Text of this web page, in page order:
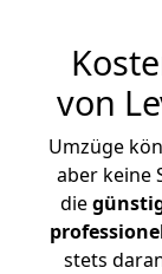
von
Umzüge
aber keine
die
stets